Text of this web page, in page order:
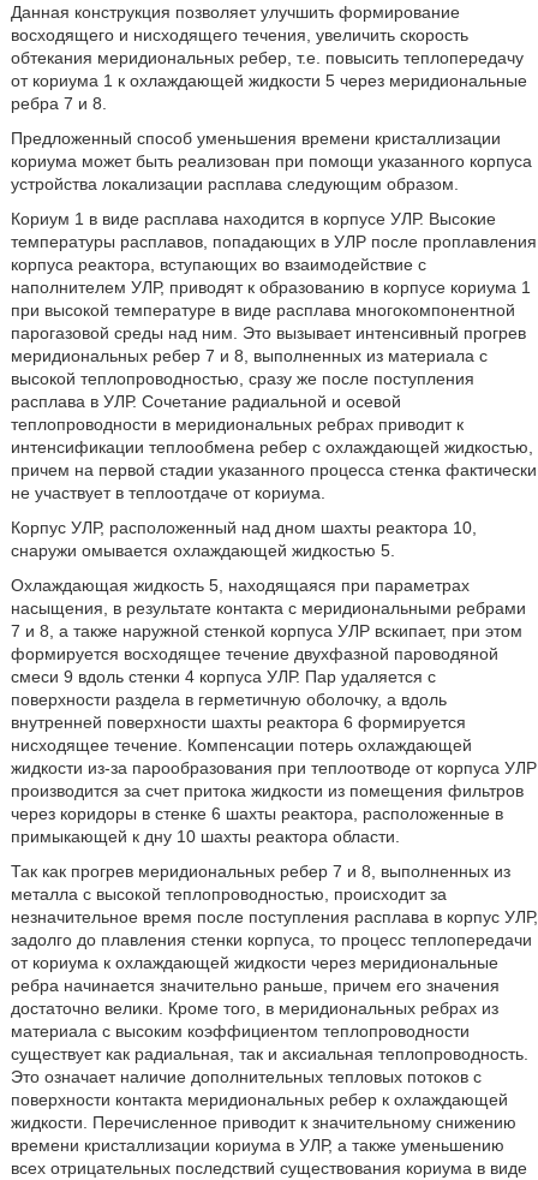
Данная конструкция позволяет улучшить формирование
восходящего и нисходящего течения, увеличить скорость
обтекания меридиональных ребер, т.е. повысить теплопередачу
от кориума 1 к охлаждающей жидкости 5 через меридиональные
ребра 7 и 8.
Предложенный способ уменьшения времени кристаллизации
кориума может быть реализован при помощи указанного корпуса
устройства локализации расплава следующим образом.
Кориум 1 в виде расплава находится в корпусе УЛР. Высокие
температуры расплавов, попадающих в УЛР после проплавления
корпуса реактора, вступающих во взаимодействие с
наполнителем УЛР, приводят к образованию в корпусе кориума 1
при высокой температуре в виде расплава многокомпонентной
парогазовой среды над ним. Это вызывает интенсивный прогрев
меридиональных ребер 7 и 8, выполненных из материала с
высокой теплопроводностью, сразу же после поступления
расплава в УЛР. Сочетание радиальной и осевой
теплопроводности в меридиональных ребрах приводит к
интенсификации теплообмена ребер с охлаждающей жидкостью,
причем на первой стадии указанного процесса стенка фактически
не участвует в теплоотдаче от кориума.
Корпус УЛР, расположенный над дном шахты реактора 10,
снаружи омывается охлаждающей жидкостью 5.
Охлаждающая жидкость 5, находящаяся при параметрах
насыщения, в результате контакта с меридиональными ребрами
7 и 8, а также наружной стенкой корпуса УЛР вскипает, при этом
формируется восходящее течение двухфазной пароводяной
смеси 9 вдоль стенки 4 корпуса УЛР. Пар удаляется с
поверхности раздела в герметичную оболочку, а вдоль
внутренней поверхности шахты реактора 6 формируется
нисходящее течение. Компенсации потерь охлаждающей
жидкости из-за парообразования при теплоотводе от корпуса УЛР
производится за счет притока жидкости из помещения фильтров
через коридоры в стенке 6 шахты реактора, расположенные в
примыкающей к дну 10 шахты реактора области.
Так как прогрев меридиональных ребер 7 и 8, выполненных из
металла с высокой теплопроводностью, происходит за
незначительное время после поступления расплава в корпус УЛР,
задолго до плавления стенки корпуса, то процесс теплопередачи
от кориума к охлаждающей жидкости через меридиональные
ребра начинается значительно раньше, причем его значения
достаточно велики. Кроме того, в меридиональных ребрах из
материала с высоким коэффициентом теплопроводности
существует как радиальная, так и аксиальная теплопроводность.
Это означает наличие дополнительных тепловых потоков с
поверхности контакта меридиональных ребер к охлаждающей
жидкости. Перечисленное приводит к значительному снижению
времени кристаллизации кориума в УЛР, а также уменьшению
всех отрицательных последствий существования кориума в виде